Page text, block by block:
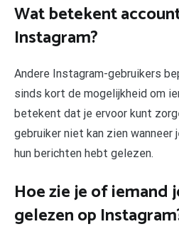
Wat betekent
Instagram?
Andere Instagram-gebruikers
sinds kort de mogelijkheid om
betekent dat je ervoor kunt
gebruiker niet kan zien
hun berichten hebt gelezen.
Hoe zie je of
gelezen op